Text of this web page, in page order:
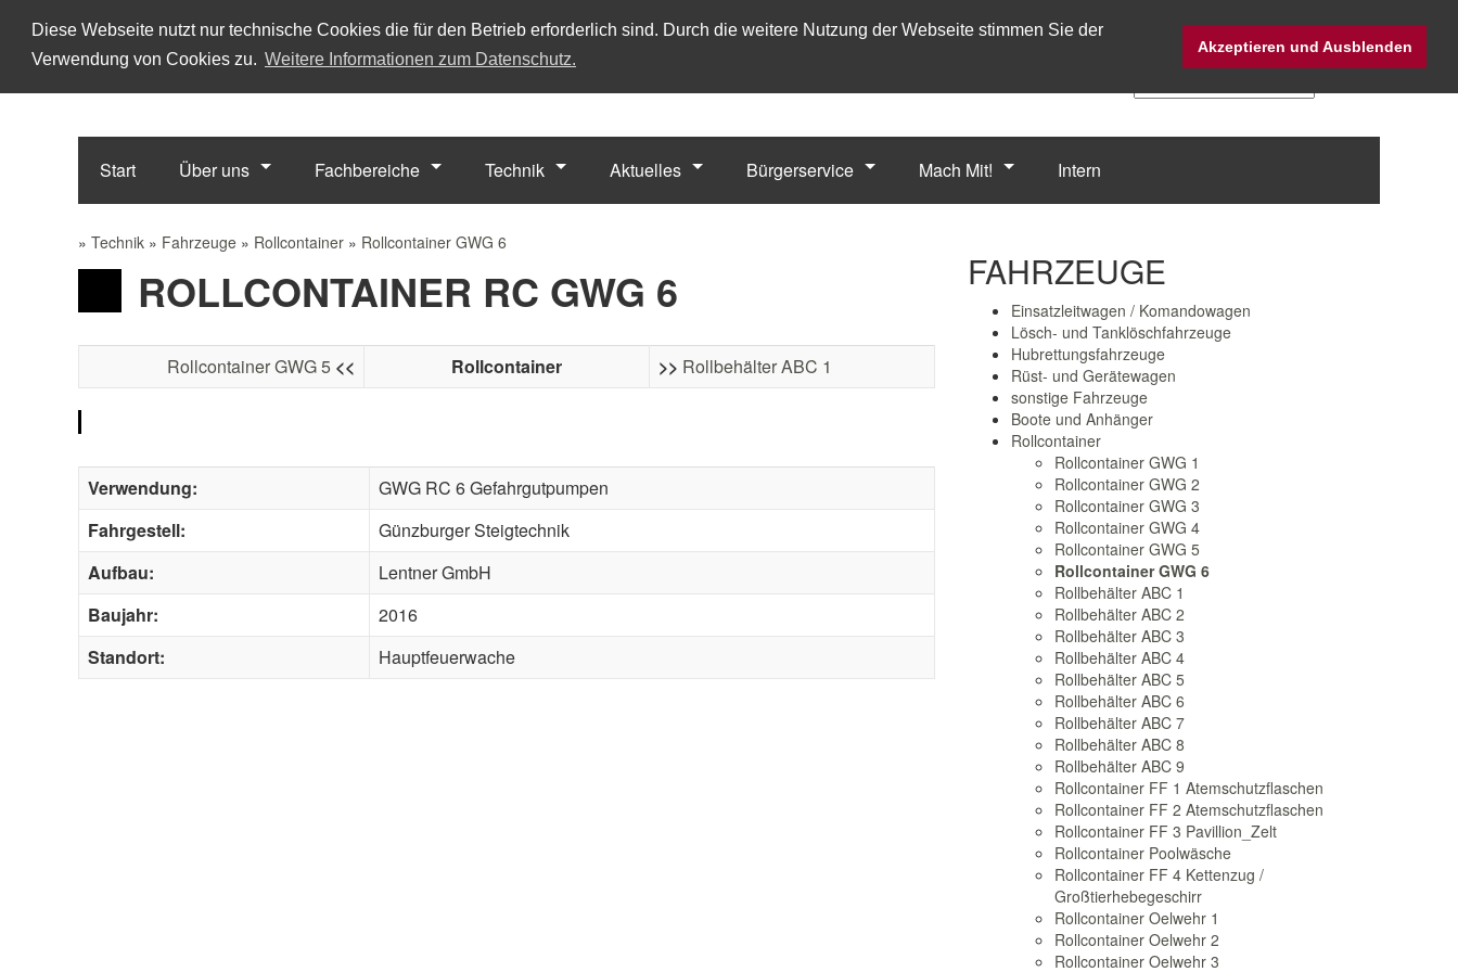
Diese Webseite nutzt nur technische Cookies die für den Betrieb erforderlich sind. Durch die weitere Nutzung der Webseite stimmen Sie der
Verwendung von Cookies zu. Weitere Informationen zum Datenschutz.
Akzeptieren und Ausblenden
Twitter @Fw_Straubing
Start Über uns Fachbereiche Technik Aktuelles Bürgerservice Mach Mit! Intern
» Technik » Fahrzeuge » Rollcontainer » Rollcontainer GWG 6
ROLLCONTAINER RC GWG 6
Rollcontainer GWG 5 << Rollcontainer >> Rollbehälter ABC 1
Verwendung:
GWG RC 6 Gefahrgutpumpen
Fahrgestell:
Günzburger Steigtechnik
Aufbau:
Lentner GmbH
Baujahr:
2016
Standort:
Hauptfeuerwache
FAHRZEUGE
Einsatzleitwagen / Komandowagen
Lösch- und Tanklöschfahrzeuge
Hubrettungsfahrzeuge
Rüst- und Gerätewagen
sonstige Fahrzeuge
Boote und Anhänger
Rollcontainer
Rollcontainer GWG 1
Rollcontainer GWG 2
Rollcontainer GWG 3
Rollcontainer GWG 4
Rollcontainer GWG 5
Rollcontainer GWG 6
Rollbehälter ABC 1
Rollbehälter ABC 2
Rollbehälter ABC 3
Rollbehälter ABC 4
Rollbehälter ABC 5
Rollbehälter ABC 6
Rollbehälter ABC 7
Rollbehälter ABC 8
Rollbehälter ABC 9
Rollcontainer FF 1 Atemschutzflaschen
Rollcontainer FF 2 Atemschutzflaschen
Rollcontainer FF 3 Pavillion_Zelt
Rollcontainer Poolwäsche
Rollcontainer FF 4 Kettenzug /
Großtierhebegeschirr
Rollcontainer Oelwehr 1
Rollcontainer Oelwehr 2
Rollcontainer Oelwehr 3